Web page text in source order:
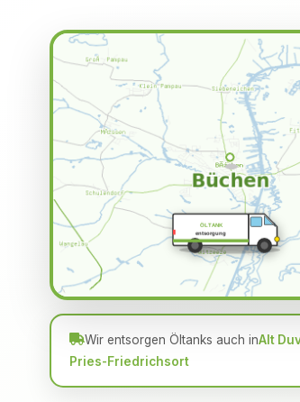
ÖLTANK
entsorgung
Wir entsorgen Öltanks auch inAlt
Pries-Friedrichsort